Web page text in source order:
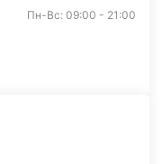
Пн-Вс: 09:00 - 21:00